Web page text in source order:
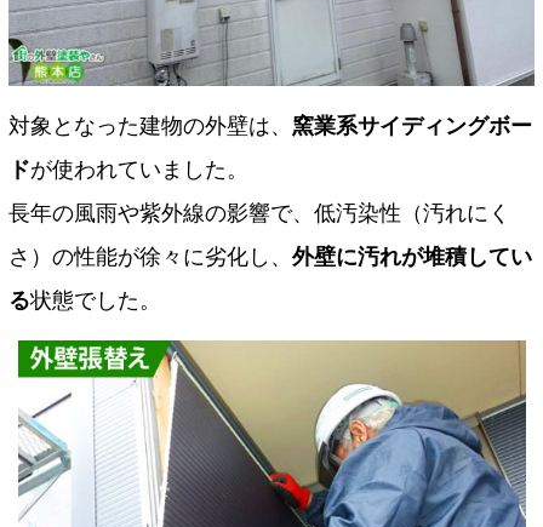
対象となった建物の外壁は、 窯業系サイディングボー
ドが使われていました。
長年の風雨や紫外線の影響で、低汚染性（汚れにく
さ）の性能が徐々に劣化し、 外壁に汚れが堆積してい
る状態でした。